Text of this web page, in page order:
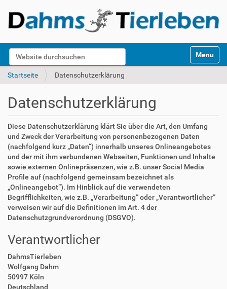
Website durchsuchen
k
Toggle
Startseite Datenschutzerklärung
Datenschutzerklärung
Diese Datenschutzerklärung klärt Sie über die Art, den Umfang
und Zweck der Verarbeitung von personenbezogenen Daten
(nachfolgend kurz „Daten“) innerhalb unseres Onlineangebotes
und der mit ihm verbundenen Webseiten, Funktionen und Inhalte
sowie externen Onlinepräsenzen, wie z.B. unser Social Media
Profile auf (nachfolgend gemeinsam bezeichnet als
„Onlineangebot“). Im Hinblick auf die verwendeten
Begrifflichkeiten, wie z.B. „Verarbeitung“ oder „Verantwortlicher“
verweisen wir auf die Definitionen im Art. 4 der
Datenschutzgrundverordnung (DSGVO).
Verantwortlicher
DahmsTierleben
Wolfgang Dahm
50997 Köln
Deutschland